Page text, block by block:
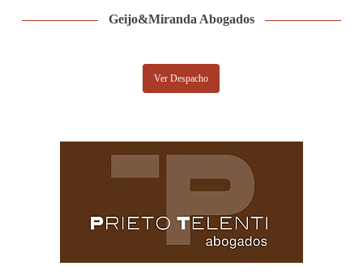
Geijo&Miranda Abogados
Ver Despacho